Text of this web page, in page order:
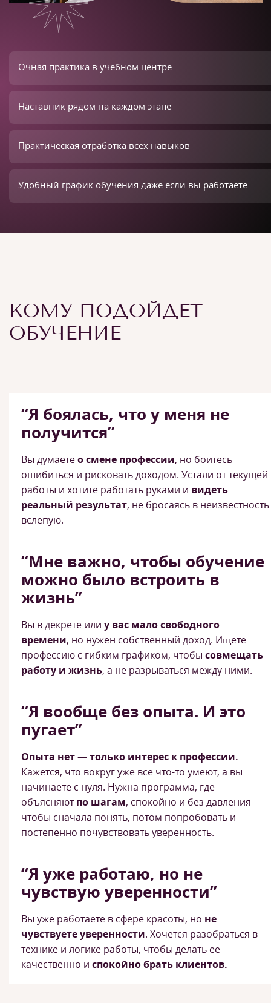
Очная практика в учебном центре
Наставник рядом на каждом этапе
Практическая отработка всех навыков
Удобный график обучения даже если вы работаете
КОМУ ПОДОЙДЕТ
ОБУЧЕНИЕ
“Я боялась, что у меня не
получится”
Вы думаетео смене профессии, но боитесь
ошибиться и рисковать доходом. Устали от текущей
работы и хотите работать руками и видеть
реальный результат, не бросаясь в неизвестность
вслепую.
“Мне важно, чтобы обучение
можно было встроить в
жизнь”
Вы в декрете или у вас мало свободного
времени, но нужен собственный доход. Ищете
профессию с гибким графиком, чтобы совмещать
работу и жизнь, а не разрываться между ними.
“Я вообще без опыта. И это
пугает”
Опыта нет — только интерес к профессии.
Кажется, что вокруг уже все что-то умеют, а вы
начинаете с нуля. Нужна программа, где
объясняютпо шагам, спокойно и без давления —
чтобы сначала понять, потом попробовать и
постепенно почувствовать уверенность.
“Я уже работаю, но не
чувствую уверенности”
Вы уже работаете в сфере красоты, но не
чувствуете уверенности. Хочется разобраться в
технике и логике работы, чтобы делать ее
качественно и спокойно брать клиентов.